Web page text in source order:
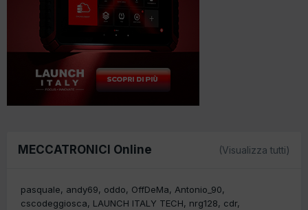
MECCATRONICI Online (Visualizza tutti)
pasquale andy69 oddo OffDeMa
Antonio_90
cscodeggiosca
LAUNCH ITALY TECH nrg128
cdr